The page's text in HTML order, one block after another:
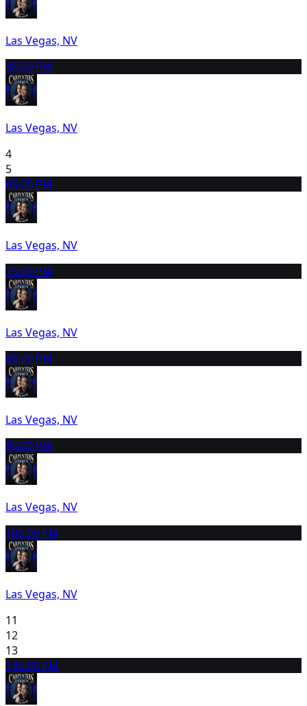
Las Vegas, NV
35:00 PM
Las Vegas, NV
4
5
65:00 PM
Las Vegas, NV
75:00 PM
Las Vegas, NV
85:00 PM
Las Vegas, NV
95:00 PM
Las Vegas, NV
105:00 PM
Las Vegas, NV
11
12
13
145:00 PM